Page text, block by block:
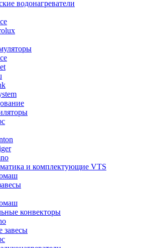
водонагреватели
и комплектующие VTS
конвекторы
завесы